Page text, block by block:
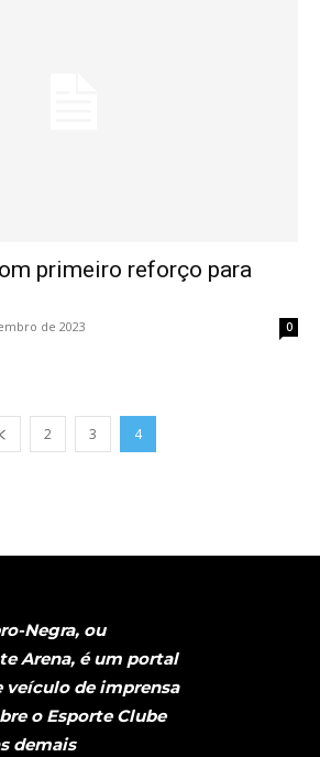
primeiro reforço para
de 2023 0
2 3 4
Negra, ou
Arena, é um portal
veículo de imprensa
o Esporte Clube
demais